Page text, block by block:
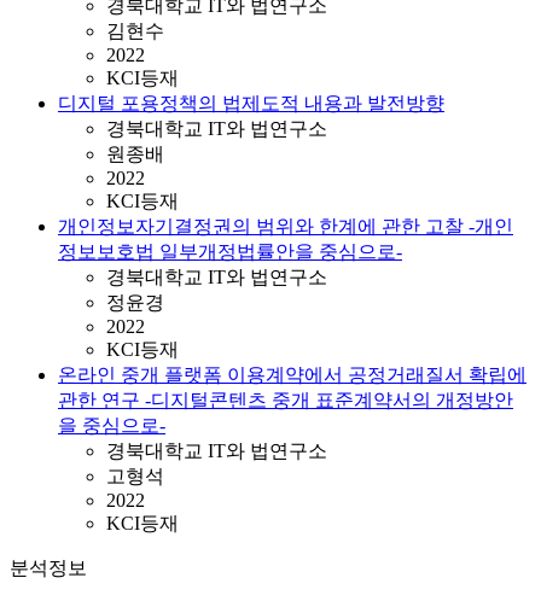
경북대학교 IT와 법연구소
김현수
2022
KCI등재
디지털 포용정책의 법제도적 내용과 발전방향
경북대학교 IT와 법연구소
원종배
2022
KCI등재
개인정보자기결정권의 범위와 한계에 관한 고찰 -개인
정보보호법 일부개정법률안을 중심으로-
경북대학교 IT와 법연구소
정윤경
2022
KCI등재
온라인 중개 플랫폼 이용계약에서 공정거래질서 확립에
관한 연구 -디지털콘텐츠 중개 표준계약서의 개정방안
을 중심으로-
경북대학교 IT와 법연구소
고형석
2022
KCI등재
분석정보